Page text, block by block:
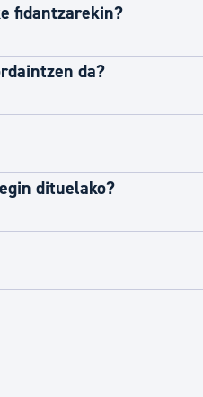
fidantzarekin?
da?
dituelako?